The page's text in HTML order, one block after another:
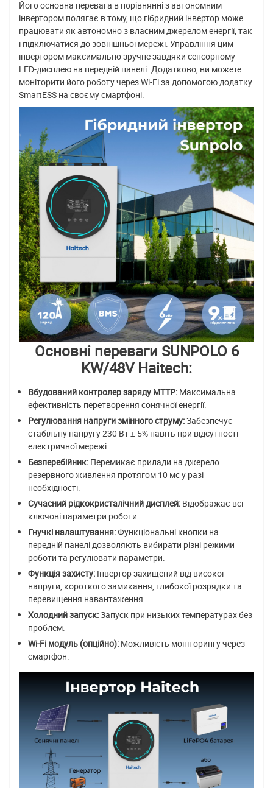
Його основна перевага в порівнянні з автономним
інвертором полягає в тому, що гібридний інвертор може
працювати як автономно з власним джерелом енергії, так
і підключатися до зовнішньої мережі. Управління цим
інвертором максимально зручне завдяки сенсорному
LED-дисплею на передній панелі. Додатково, ви можете
моніторити його роботу через Wi-Fi за допомогою додатку
SmartESS на своєму смартфоні.
Основні переваги SUNPOLO 6
KW/48V Haitech:
Вбудований контролер заряду MTTP: Максимальна
ефективність перетворення сонячної енергії.
Регулювання напруги змінного струму:Забезпечує
стабільну напругу 230 Вт ± 5% навіть при відсутності
електричної мережі.
Безперебійник: Перемикає прилади на джерело
резервного живлення протягом 10 мс у разі
необхідності.
Сучасний рідкокристалічний дисплей: Відображає всі
ключові параметри роботи.
Гнучкі налаштування:Функціональні кнопки на
передній панелі дозволяють вибирати різні режими
роботи та регулювати параметри.
Функція захисту: Інвертор захищений від високої
напруги, короткого замикання, глибокої розрядки та
перевищення навантаження.
Холодний запуск:Запуск при низьких температурах без
проблем.
Wi-Fi модуль (опційно): Можливість моніторингу через
смартфон.